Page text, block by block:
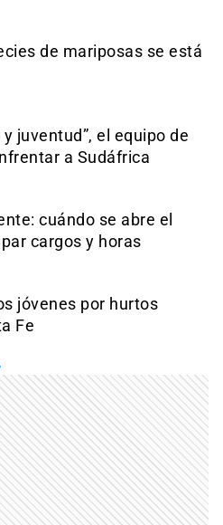
de mariposas se está
juventud”, el equipo de
a Sudáfrica
cuándo se abre el
cargos y horas
jóvenes por hurtos
Fe